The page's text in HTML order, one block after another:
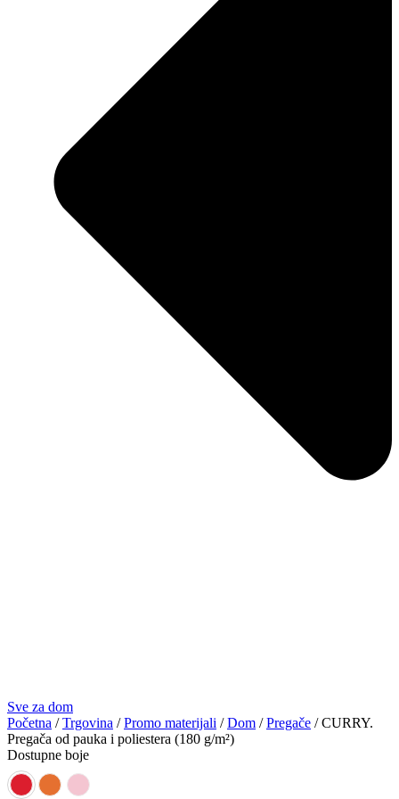
Sve za dom
Početna /Trgovina /Promo materijali /Dom /Pregače / CURRY.
Pregača od pauka i poliestera (180 g/m²)
Dostupne boje